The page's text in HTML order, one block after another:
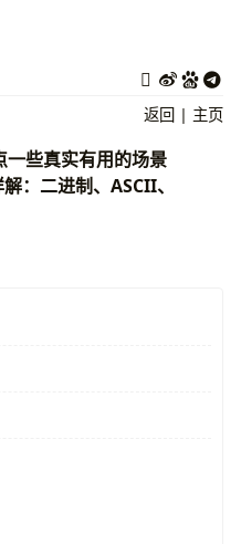
返回 | 主页
些真实有用的场景
：二进制、ASCII、